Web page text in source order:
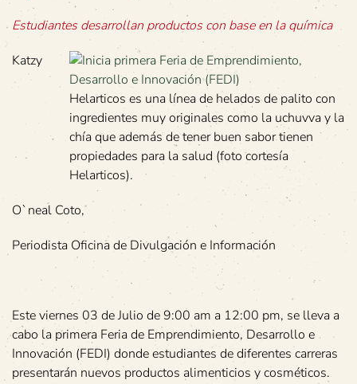
Estudiantes desarrollan productos con base en la química
Helarticos es una línea de helados de palito con
ingredientes muy originales como la uchuvva y la
chía que además de tener buen sabor tienen
propiedades para la salud (foto cortesía
Helarticos).
Katzy
O`neal Coto,
Periodista Oficina de Divulgación e Información
Este viernes 03 de Julio de 9:00 am a 12:00 pm, se lleva a
cabo la primera Feria de Emprendimiento, Desarrollo e
Innovación (FEDI) donde estudiantes de diferentes carreras
presentarán nuevos productos alimenticios y cosméticos.